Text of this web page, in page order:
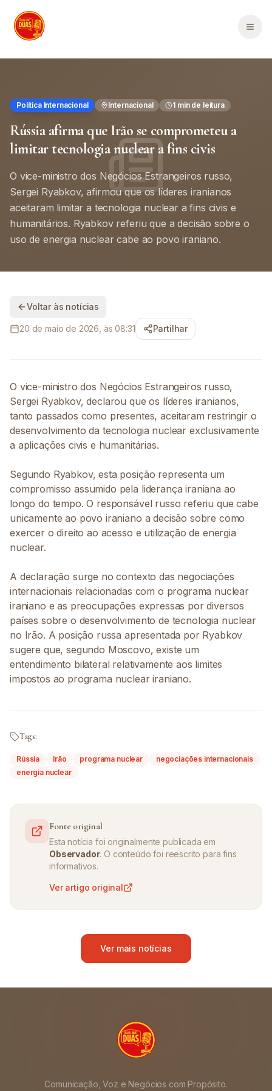
Política Internacional Internacional 1 min de leitura
Rússia afirma que Irão se comprometeu a
limitar tecnologia nuclear a fins civis
O vice-ministro dos Negócios Estrangeiros russo,
Sergei Ryabkov, afirmou que os líderes iranianos
aceitaram limitar a tecnologia nuclear a fins civis e
humanitários. Ryabkov referiu que a decisão sobre o
uso de energia nuclear cabe ao povo iraniano.
Voltar às notícias
20 de maio de 2026, às 08:31 Partilhar
O vice-ministro dos Negócios Estrangeiros russo,
Sergei Ryabkov, declarou que os líderes iranianos,
tanto passados como presentes, aceitaram restringir o
desenvolvimento da tecnologia nuclear exclusivamente
a aplicações civis e humanitárias.
Segundo Ryabkov, esta posição representa um
compromisso assumido pela liderança iraniana ao
longo do tempo. O responsável russo referiu que cabe
unicamente ao povo iraniano a decisão sobre como
exercer o direito ao acesso e utilização de energia
nuclear.
A declaração surge no contexto das negociações
internacionais relacionadas com o programa nuclear
iraniano e as preocupações expressas por diversos
países sobre o desenvolvimento de tecnologia nuclear
no Irão. A posição russa apresentada por Ryabkov
sugere que, segundo Moscovo, existe um
entendimento bilateral relativamente aos limites
impostos ao programa nuclear iraniano.
Tags:
Rússia Irão programa nuclear
negociações internacionais
energia nuclear
Fonte original
Esta notícia foi originalmente publicada em
Observador. O conteúdo foi reescrito para fins
informativos.
Ver artigo original
Ver mais notícias
Comunicação, Voz e Negócios com Propósito.